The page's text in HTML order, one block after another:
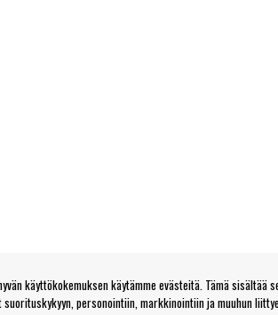
käyttökokemuksen käytämme evästeitä. Tämä sisältää
personointiin, markkinointiin ja muuhun